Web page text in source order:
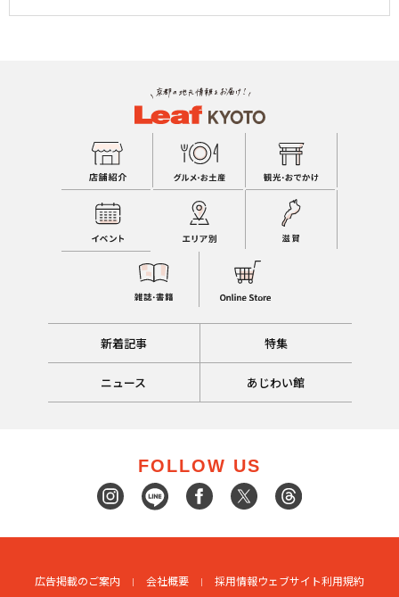
新着記事 特集
ニュース あじわい館
FOLLOW US
広告掲載のご案内 会社概要 採用情報ウェブサイト利用規約